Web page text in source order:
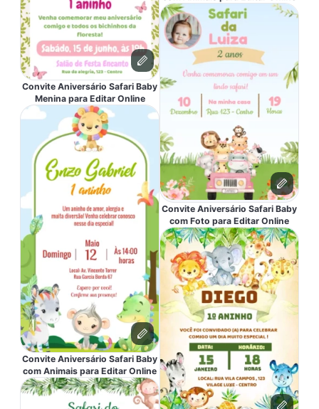
Convite Aniversário Safari Baby
Menina para Editar Online
Convite Aniversário Safari Baby
com Animais para Editar Online
Convite Aniversário Safari Baby
com Foto para Editar Online